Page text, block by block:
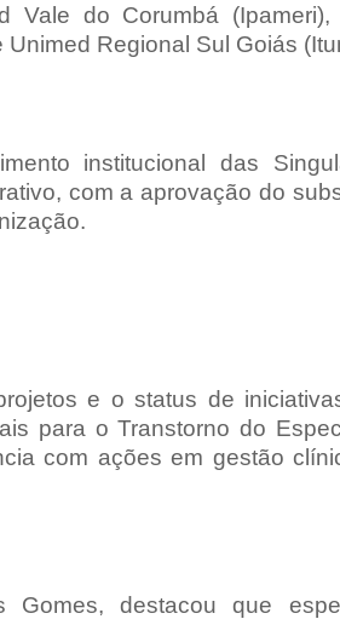
Vale do Corumbá (Ipameri),
Regional Sul Goiás
institucional das
com a aprovação do
e o status de
para o Transtorno do
com ações em gestão
Gomes, destacou que